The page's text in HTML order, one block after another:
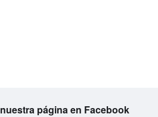
nuestra página en Facebook